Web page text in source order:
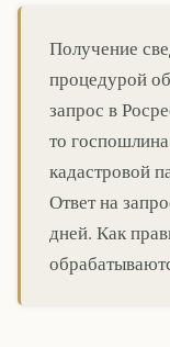
Получение
процедурой
запрос в
то
кадастровой
Ответ на
дней. Как